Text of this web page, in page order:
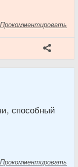
Прокомментировать
способный
Прокомментировать